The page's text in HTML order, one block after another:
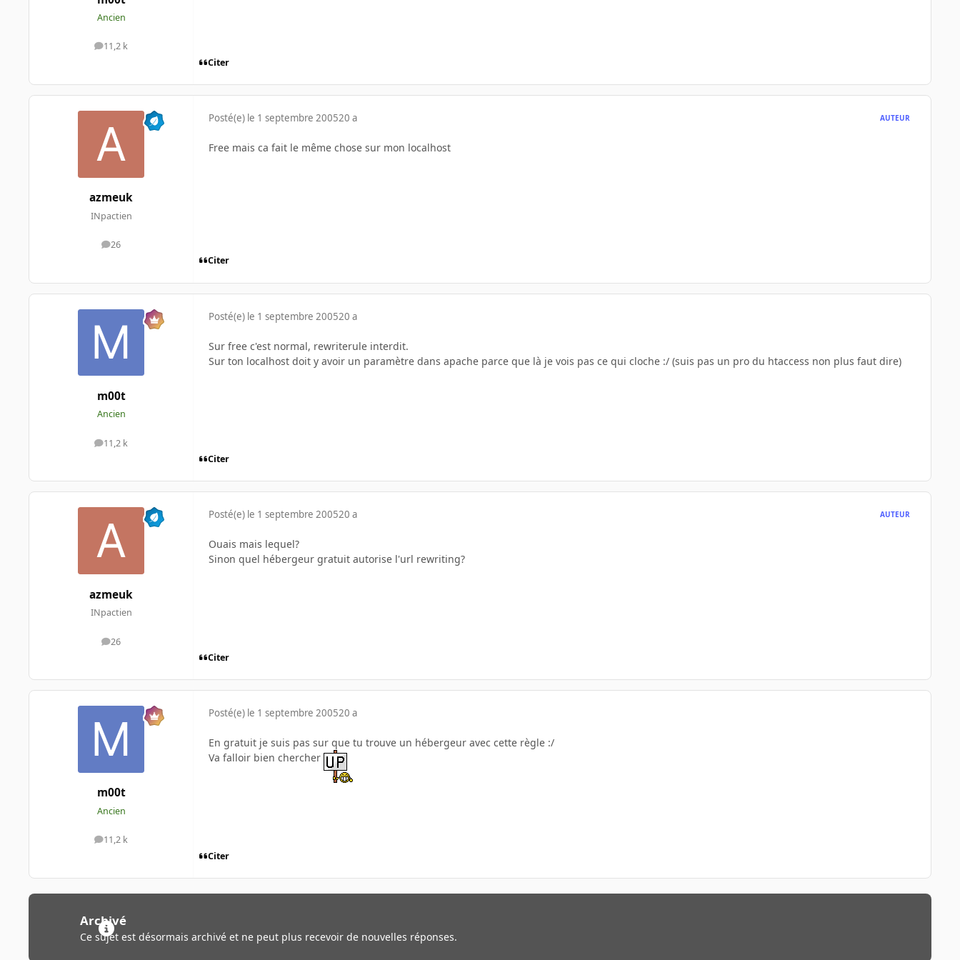
Ancien
11,2 k
messages
Citer
azmeuk
INpactien
26
messages
Posté(e) le 1 septembre 200520 a AUTEUR
Free mais ca fait le même chose sur mon localhost
Citer
m00t
Ancien
11,2 k
messages
Posté(e) le 1 septembre 200520 a
Sur free c'est normal, rewriterule interdit.
Sur ton localhost doit y avoir un paramètre dans apache parce que là je vois pas ce qui cloche :/ (suis pas un pro du htaccess non plus faut dire)
Citer
azmeuk
INpactien
26
messages
Posté(e) le 1 septembre 200520 a AUTEUR
Ouais mais lequel?
Sinon quel hébergeur gratuit autorise l'url rewriting?
Citer
m00t
Ancien
11,2 k
messages
Posté(e) le 1 septembre 200520 a
En gratuit je suis pas sur que tu trouve un hébergeur avec cette règle :/
Va falloir bien chercher
Citer
Archivé
Ce sujet est désormais archivé et ne peut plus recevoir de nouvelles réponses.